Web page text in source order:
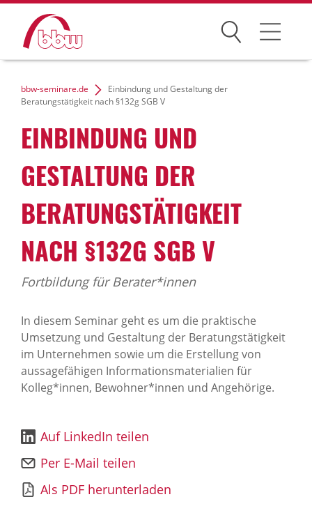
Suchen
Weiterbildung
Förderungen
Projekte
Über uns
News Archiv
bbw-seminare.de
Einbindung und Gestaltung der
Beratungstätigkeit nach §132g SGB V
EINBINDUNG UND
GESTALTUNG DER
BERATUNGSTÄTIGKEIT
NACH §132G SGB V
Fortbildung für Berater*innen
In diesem Seminar geht es um die praktische
Umsetzung und Gestaltung der Beratungstätigkeit
im Unternehmen sowie um die Erstellung von
aussagefähigen Informationsmaterialien für
Kolleg*innen, Bewohner*innen und Angehörige.
Auf LinkedIn teilen
Per E-Mail teilen
Als PDF herunterladen